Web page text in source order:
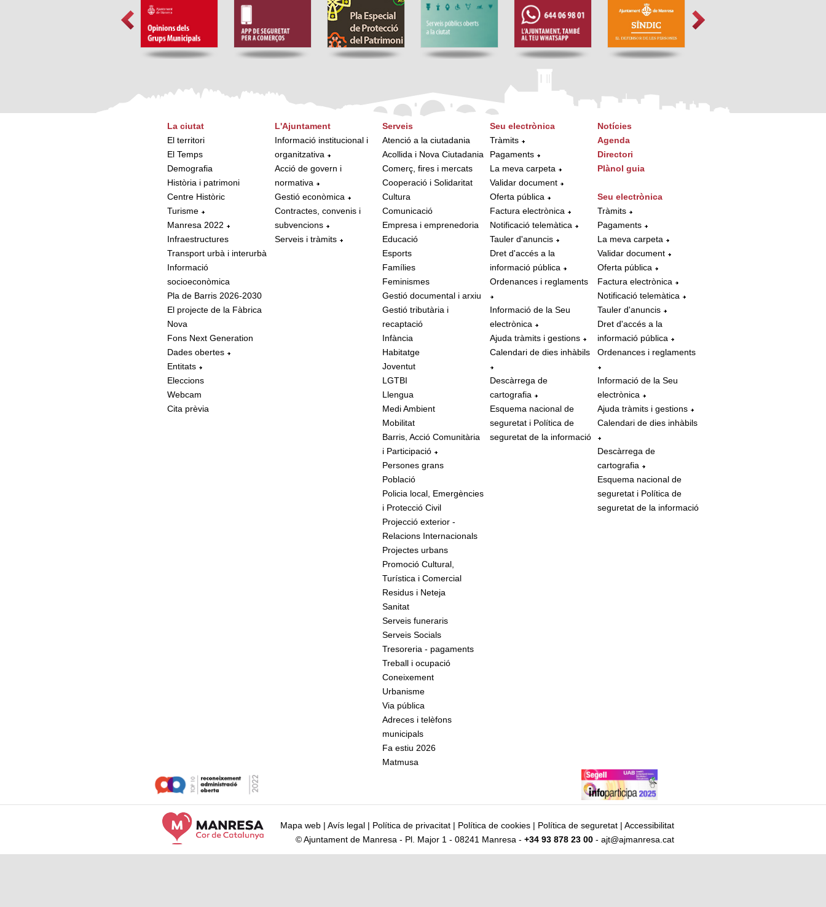
La ciutat
El territori
El Temps
Demografia
Història i patrimoni
Centre Històric
Turisme
Manresa 2022
Infraestructures
Transport urbà i interurbà
Informació
socioeconòmica
Pla de Barris 2026-2030
El projecte de la Fàbrica
Nova
Fons Next Generation
Dades obertes
Entitats
Eleccions
Webcam
Cita prèvia
L'Ajuntament
Informació institucional i
organitzativa
Acció de govern i
normativa
Gestió econòmica
Contractes, convenis i
subvencions
Serveis i tràmits
Serveis
Atenció a la ciutadania
Acollida i Nova Ciutadania
Comerç, fires i mercats
Cooperació i Solidaritat
Cultura
Comunicació
Empresa i emprenedoria
Educació
Esports
Famílies
Feminismes
Gestió documental i arxiu
Gestió tributària i
recaptació
Infància
Habitatge
Joventut
LGTBI
Llengua
Medi Ambient
Mobilitat
Barris, Acció Comunitària
i Participació
Persones grans
Població
Policia local, Emergències
i Protecció Civil
Projecció exterior -
Relacions Internacionals
Projectes urbans
Promoció Cultural,
Turística i Comercial
Residus i Neteja
Sanitat
Serveis funeraris
Serveis Socials
Tresoreria - pagaments
Treball i ocupació
Coneixement
Urbanisme
Via pública
Adreces i telèfons
municipals
Fa estiu 2026
Matmusa
Seu electrònica
Tràmits
Pagaments
La meva carpeta
Validar document
Oferta pública
Factura electrònica
Notificació telemàtica
Tauler d'anuncis
Dret d'accés a la
informació pública
Ordenances i reglaments
Informació de la Seu
electrònica
Ajuda tràmits i gestions
Calendari de dies inhàbils
Descàrrega de
cartografia
Esquema nacional de
seguretat i Política de
seguretat de la informació
Notícies
Agenda
Directori
Plànol guia
Seu electrònica
Tràmits
Pagaments
La meva carpeta
Validar document
Oferta pública
Factura electrònica
Notificació telemàtica
Tauler d'anuncis
Dret d'accés a la
informació pública
Ordenances i reglaments
Informació de la Seu
electrònica
Ajuda tràmits i gestions
Calendari de dies inhàbils
Descàrrega de
cartografia
Esquema nacional de
seguretat i Política de
seguretat de la informació
Mapa web | Avís legal | Política de privacitat | Política de cookies | Política de seguretat | Accessibilitat
© Ajuntament de Manresa - Pl. Major 1 - 08241 Manresa - +34 93 878 23 00 - ajt@ajmanresa.cat